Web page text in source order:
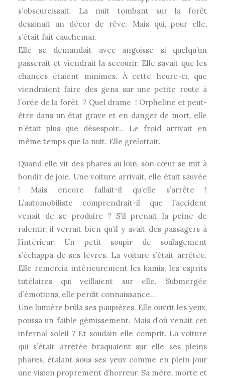
s’obscurcissait. La nuit tombant sur la forêt
dessinait un décor de rêve. Mais qui, pour elle,
s’était fait cauchemar.
Elle se demandait avec angoisse si quelqu’un
passerait et viendrait la secourir. Elle savait que les
chances étaient minimes. À cette heure-ci, que
viendraient faire des gens sur une petite route à
l’orée de la forêt ? Quel drame ! Orpheline et peut-
être dans un état grave et en danger de mort, elle
n’était plus que désespoir… Le froid arrivait en
même temps que la nuit. Elle grelottait.
Quand elle vit des phares au loin, son cœur se mit à
bondir de joie. Une voiture arrivait, elle était sauvée
! Mais encore fallait-il qu’elle s’arrête !
L’automobiliste comprendrait-il que l’accident
venait de se produire ? S’il prenait la peine de
ralentir, il verrait bien qu’il y avait des passagers à
l’intérieur. Un petit soupir de soulagement
s’échappa de ses lèvres. La voiture s’était arrêtée.
Elle remercia intérieurement les kamis, les esprits
tutélaires qui veillaient sur elle. Submergée
d’émotions, elle perdit connaissance…
Une lumière brûla ses paupières. Elle ouvrit les yeux,
poussa un faible gémissement. Mais d’où venait cet
infernal soleil ? Et soudain elle comprit. La voiture
qui s’était arrêtée braquaient sur elle ses pleins
phares, étalant sous ses yeux comme en plein jour
une vision proprement d’horreur. Sa mère, morte et